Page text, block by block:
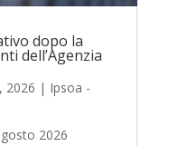
dopo la
dell’Agenzia
2026 | Ipsoa -
2026